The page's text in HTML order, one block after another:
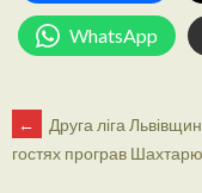
WhatsApp
POST
←
Друга ліга
гостях програв Шахтарю